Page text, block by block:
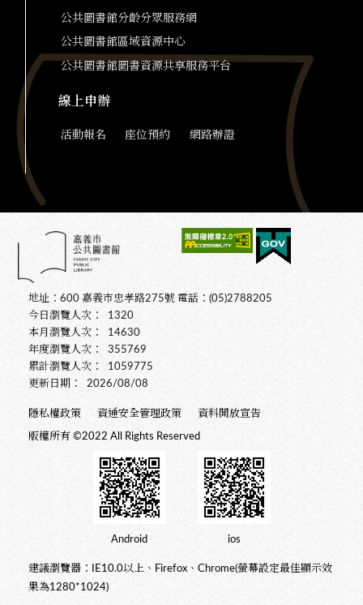
公共圖書館分齡分眾服務網
公共圖書館區域資源中心
公共圖書館圖書資源共享服務平台
線上申辦
活動報名 座位預約 網路辦證
地址：600 嘉義市忠孝路275號 電話：(05)2788205
今日瀏覽人次：
1320
本月瀏覽人次：
14630
年度瀏覽人次：
355769
累計瀏覽人次：
1059775
更新日期：
2026/08/08
隱私權政策 資通安全管理政策 資料開放宣告
版權所有 ©2022 All Rights Reserved
Android ios
建議瀏覽器：IE10.0以上、Firefox、Chrome(螢幕設定最佳顯示效
果為1280*1024)